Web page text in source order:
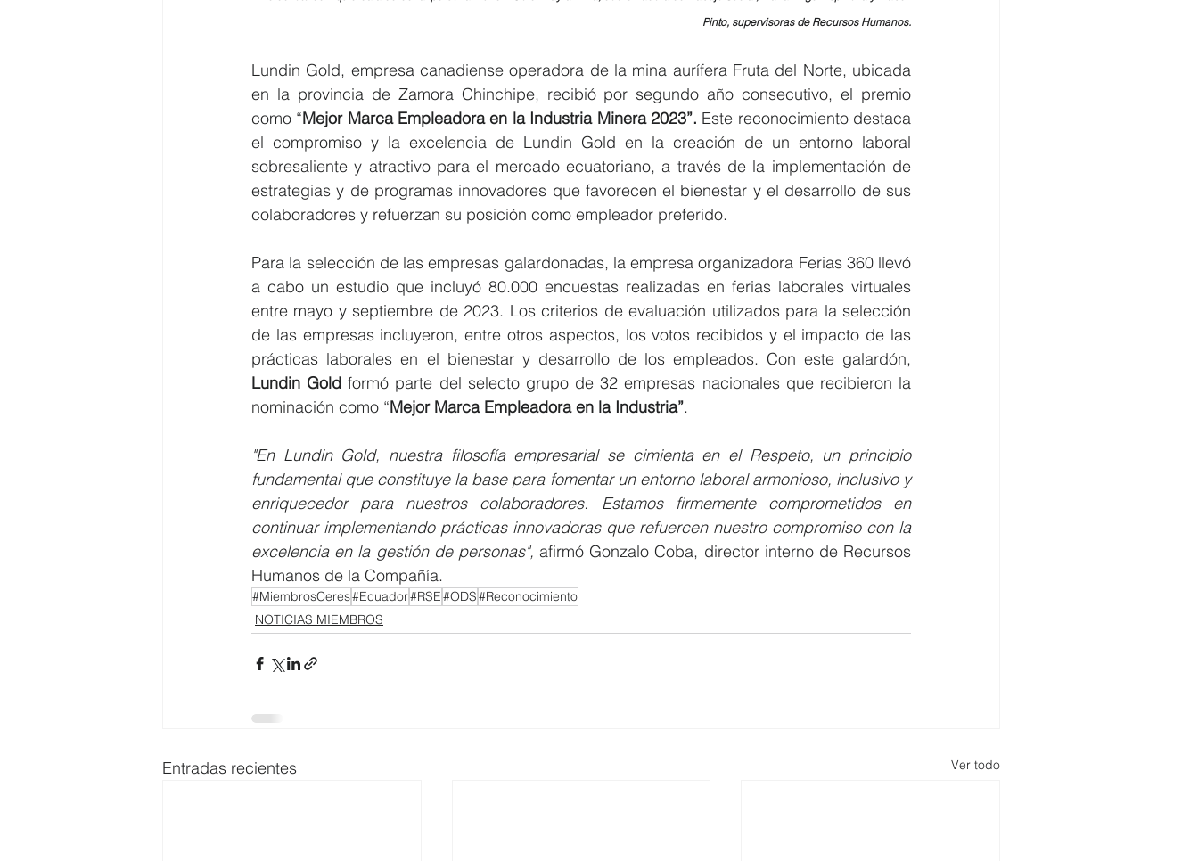
Pinto, supervisoras de Recursos Humanos.
Lundin Gold, empresa canadiense operadora de la mina aurífera Fruta del Norte, ubicada
en la provincia de Zamora Chinchipe, recibió por segundo año consecutivo, el premio
como “Mejor Marca Empleadora en la Industria Minera 2023”. Este reconocimiento destaca
el compromiso y la excelencia de Lundin Gold en la creación de un entorno laboral
sobresaliente y atractivo para el mercado ecuatoriano, a través de la implementación de
estrategias y de programas innovadores que favorecen el bienestar y el desarrollo de sus
colaboradores y refuerzan su posición como empleador preferido.
Para la selección de las empresas galardonadas, la empresa organizadora Ferias 360 llevó
a cabo un estudio que incluyó 80.000 encuestas realizadas en ferias laborales virtuales
entre mayo y septiembre de 2023. Los criterios de evaluación utilizados para la selección
de las empresas incluyeron, entre otros aspectos, los votos recibidos y el impacto de las
Lundin Gold formó parte del selecto grupo de 32 empresas nacionales que recibieron la
nominación como “Mejor Marca Empleadora en la Industria”.
"En Lundin Gold, nuestra filosofía empresarial se cimienta en el Respeto, un principio
fundamental que constituye la base para fomentar un entorno laboral armonioso, inclusivo y
enriquecedor para nuestros colaboradores. Estamos firmemente comprometidos en
continuar implementando prácticas innovadoras que refuercen nuestro compromiso con la
excelencia en la gestión de personas", afirmó Gonzalo Coba, director interno de Recursos
Humanos de la Compañía.
#MiembrosCeres#Ecuador#RSE#ODS#Reconocimiento
NOTICIAS MIEMBROS
Entradas recientes Ver todo